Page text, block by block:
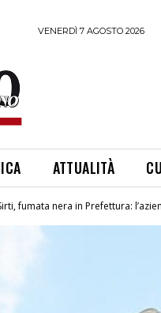
VENERDÌ 7 AGOSTO 2026
ATTUALITÀ
fumata nera in Prefettura: